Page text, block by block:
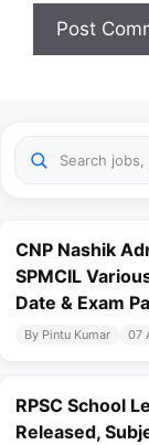
CNP Nashik
SPMCIL
Date & Exam
By Pintu Kumar 07
RPSC School
Released,